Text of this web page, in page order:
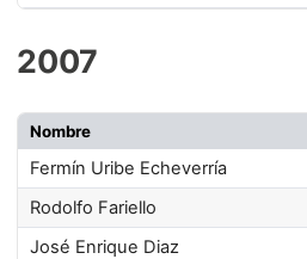
2007
Nombre
Fermín Uribe Echeverría
Rodolfo Fariello
José Enrique Diaz